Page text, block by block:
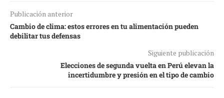
Publicación anterior
Cambio de clima: estos errores en tu alimentación pueden
debilitar tus defensas
Siguiente publicación
Elecciones de segunda vuelta en Perú elevan la
incertidumbre y presión en el tipo de cambio